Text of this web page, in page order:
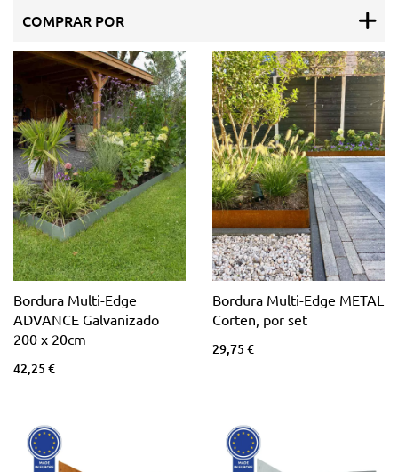
COMPRAR POR
Bordura Multi-Edge
ADVANCE Galvanizado
200 x 20cm
42,25 €
Bordura Multi-Edge METAL
Corten, por set
29,75 €